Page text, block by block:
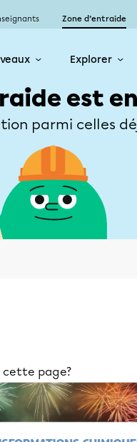
Zone d’entraide
Explorer
est
parmi celles
cette page?